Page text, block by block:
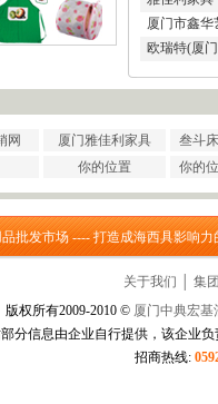
有限..
限公..
限公..
限公..
台秤..
公司
公司
司
有限..
印花..
厦门市鑫华
欧瑞特(厦
网 厦门雅佳利家具 叁斗
你的位置 你的
批发市场 ---- 打造成海西具影响
关于我们 集
版权所有2009-2010 © 厦门中典宏基
分信息由企业自行提供，该企业
招商热线: